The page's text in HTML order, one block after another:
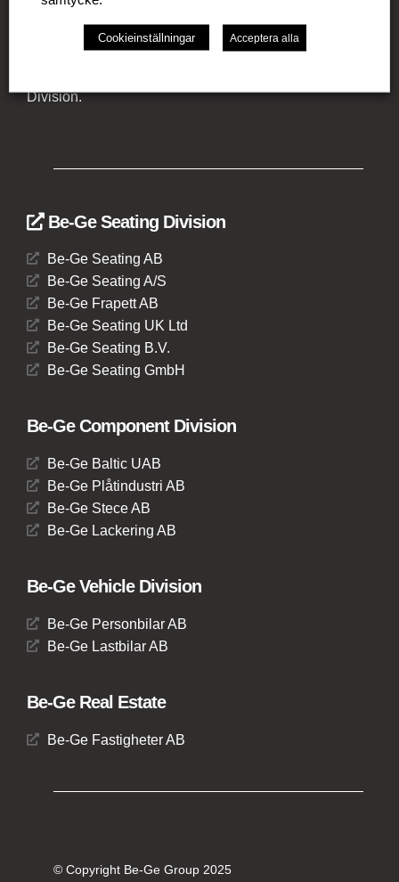
verksamhet i Sverige, Danmark, Storbritannien,
Litauen, Nederländerna och Tyskland. Koncernen
Division.
Be-Ge Seating Division
Be-Ge Seating AB
Be-Ge Seating A/S
Be-Ge Frapett AB
Be-Ge Seating UK Ltd
Be-Ge Seating B.V.
Be-Ge Seating GmbH
Be-Ge Component Division
Be-Ge Baltic UAB
Be-Ge Plåtindustri AB
Be-Ge Stece AB
Be-Ge Lackering AB
Be-Ge Vehicle Division
Be-Ge Personbilar AB
Be-Ge Lastbilar AB
Be-Ge Real Estate
Be-Ge Fastigheter AB
© Copyright Be-Ge Group 2025
Cookieinställningar Acceptera alla